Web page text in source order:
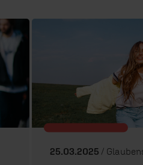
25.03.2025 /